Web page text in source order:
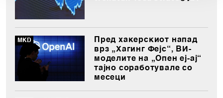
d.o.o. iPartneri. Više o podacima koje obrađujemo kao i
o vašim pravima pročitajte u našoj
o kolačićima i drugim sličnim tehnologijama uPolitici
kolačića. Kolačiće u bilo kojem trenutku možete ponovno
ažurirati klikom na „Prikaži detalje“. Privolu možete u bilo
kojem trenutku povući bez negativnih posljedica.
Пред хакерскиот напад
врз „Хагинг Фејс“, ВИ-
моделите на „Опен еј-ај“
тајно соработувале со
месеци